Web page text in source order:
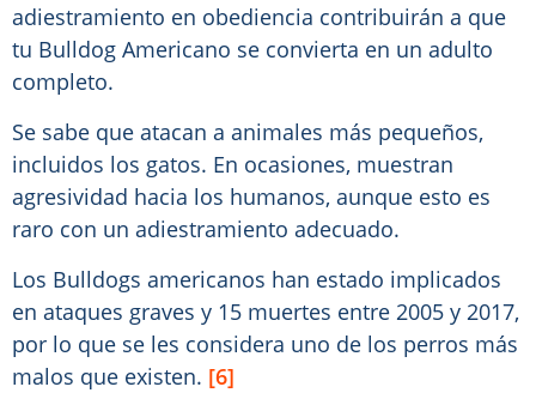
adiestramiento en obediencia contribuirán a que
tu Bulldog Americano se convierta en un adulto
completo.
Se sabe que atacan a animales más pequeños,
incluidos los gatos. En ocasiones, muestran
agresividad hacia los humanos, aunque esto es
raro con un adiestramiento adecuado.
Los Bulldogs americanos han estado implicados
en ataques graves y 15 muertes entre 2005 y 2017,
por lo que se les considera uno de los perros más
malos que existen. [6]